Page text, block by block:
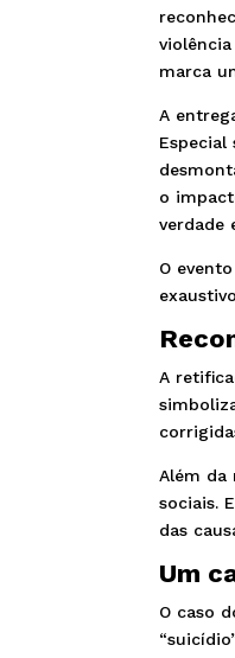
marca
A
o
verdade
O
A
Além da
sociais.
das
Um
O caso